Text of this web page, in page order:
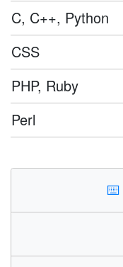
C, C++, Python
CSS
PHP, Ruby
Perl
⌨️